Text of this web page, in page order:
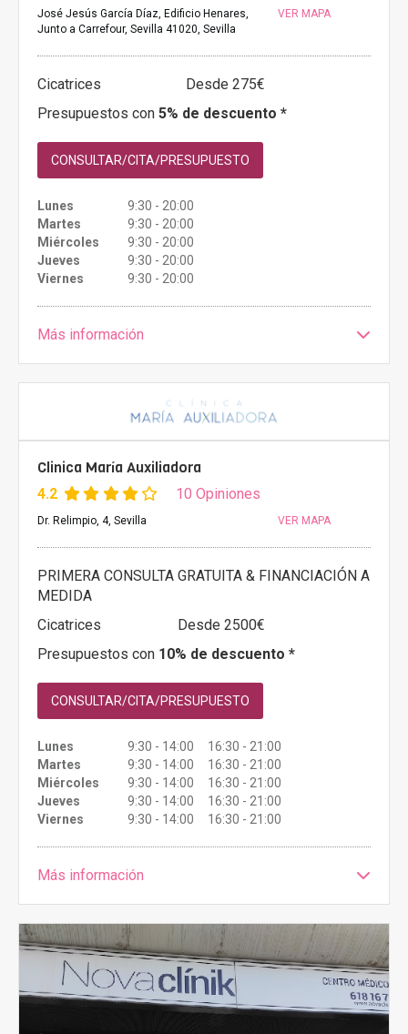
José Jesús García Díaz, Edificio Henares,
Junto a Carrefour, Sevilla 41020, Sevilla
VER MAPA
Cicatrices
Desde 275€
Presupuestos con 5% de descuento *
CONSULTAR/CITA/PRESUPUESTO
Lunes
9:30 - 20:00
Martes
9:30 - 20:00
Miércoles
9:30 - 20:00
Jueves
9:30 - 20:00
Viernes
9:30 - 20:00
Más información
Clinica María Auxiliadora
4.2 10 Opiniones
Dr. Relimpio, 4, Sevilla VER MAPA
PRIMERA CONSULTA GRATUITA & FINANCIACIÓN A
MEDIDA
Cicatrices
Desde 2500€
Presupuestos con 10% de descuento *
CONSULTAR/CITA/PRESUPUESTO
Lunes
9:30 - 14:00 16:30 - 21:00
Martes
9:30 - 14:00 16:30 - 21:00
Miércoles
9:30 - 14:00 16:30 - 21:00
Jueves
9:30 - 14:00 16:30 - 21:00
Viernes
9:30 - 14:00 16:30 - 21:00
Más información